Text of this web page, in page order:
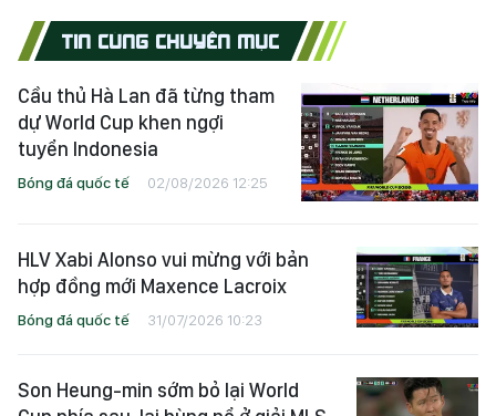
TIN CÙNG CHUYÊN MỤC
Cầu thủ Hà Lan đã từng tham
dự World Cup khen ngợi
tuyển Indonesia
Bóng đá quốc tế 02/08/2026 12:25
HLV Xabi Alonso vui mừng với bản
hợp đồng mới Maxence Lacroix
Bóng đá quốc tế 31/07/2026 10:23
Son Heung-min sớm bỏ lại World